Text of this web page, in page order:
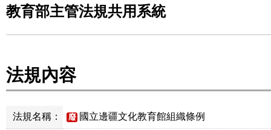
教育部主管法規共用系統
法規內容
法規名稱： 廢 國立邊疆文化教育館組織條例